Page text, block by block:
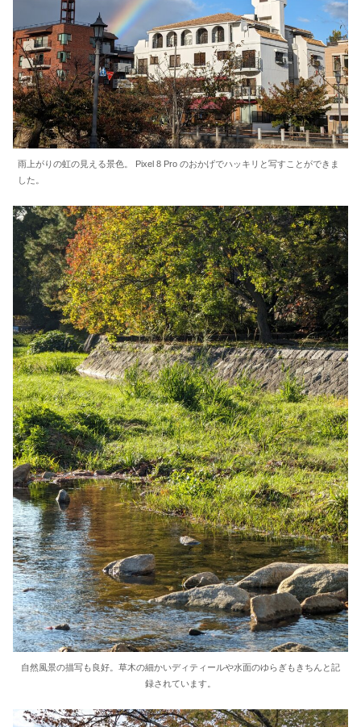
雨上がりの虹の見える景色。 Pixel 8 Pro のおかげでハッキリと写すことができま
した。
自然風景の描写も良好。草木の細かいディティールや水面のゆらぎもきちんと記
録されています。